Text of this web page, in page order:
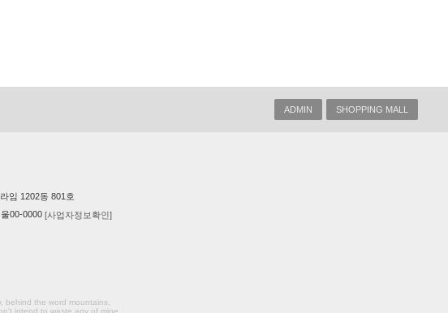
ADMIN SHOPPING MALL
임 1202동 801호
00-0000 [사업자정보확인]
behind the word mountains,
intend to waste any of mine.